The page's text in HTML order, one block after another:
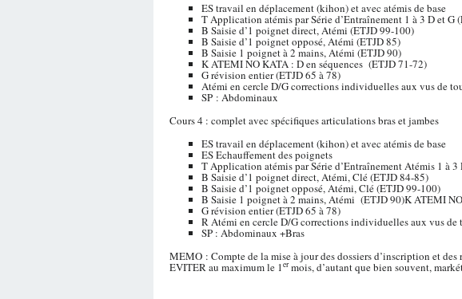
ES travail en déplacement (kihon) et avec atémis de base
T Application atémis par Série d’Entraînement 1 à 3 D et G
B Saisie d’1 poignet direct, Atémi (ETJD 99-100)
B Saisie d’1 poignet opposé, Atémi (ETJD 85)
B Saisie 1 poignet à 2 mains, Atémi (ETJD 90)
K ATEMI NO KATA : D en séquences (ETJD 71-72)
G révision entier (ETJD 65 à 78)
Atémi en cercle D/G corrections individuelles aux vus de
SP : Abdominaux
Cours 4 : complet avec spécifiques articulations bras et jambes
ES travail en déplacement (kihon) et avec atémis de base
ES Echauffement des poignets
T Application atémis par Série d’Entraînement Atémis 1 à 3
B Saisie d’1 poignet direct, Atémi, Clé (ETJD 84-85)
B Saisie d’1 poignet opposé, Atémi, Clé (ETJD 99-100)
B Saisie 1 poignet à 2 mains, Atémi (ETJD 90)K ATEMI
G révision entier (ETJD 65 à 78)
R Atémi en cercle D/G corrections individuelles aux vus de
SP : Abdominaux +Bras
MEMO : Compte de la mise à jour des dossiers d’inscription et
EVITER au maximum le 1ermois, d’autant que bien souvent,